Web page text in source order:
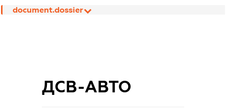
document.dossier
ДСВ-АВТО